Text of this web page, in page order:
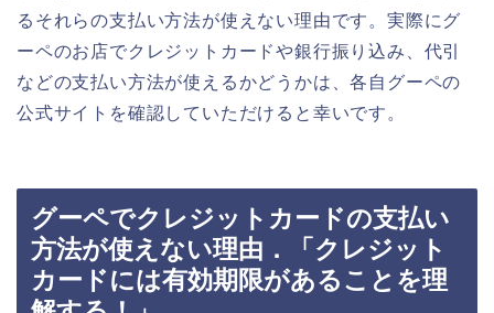
るそれらの支払い方法が使えない理由です。実際にグ
ーペのお店でクレジットカードや銀行振り込み、代引
などの支払い方法が使えるかどうかは、各自グーペの
公式サイトを確認していただけると幸いです。
グーペでクレジットカードの支払い
方法が使えない理由．「クレジット
カードには有効期限があることを理